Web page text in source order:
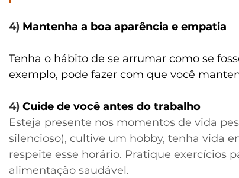
4) Mantenha a boa aparência e empatia
Tenha o hábito de se arrumar como se
exemplo, pode fazer com que você
4) Cuide de você antes do trabalho
Esteja presente nos momentos de vida
silencioso), cultive um hobby, tenha vida
respeite esse horário. Pratique exercícios
alimentação saudável.